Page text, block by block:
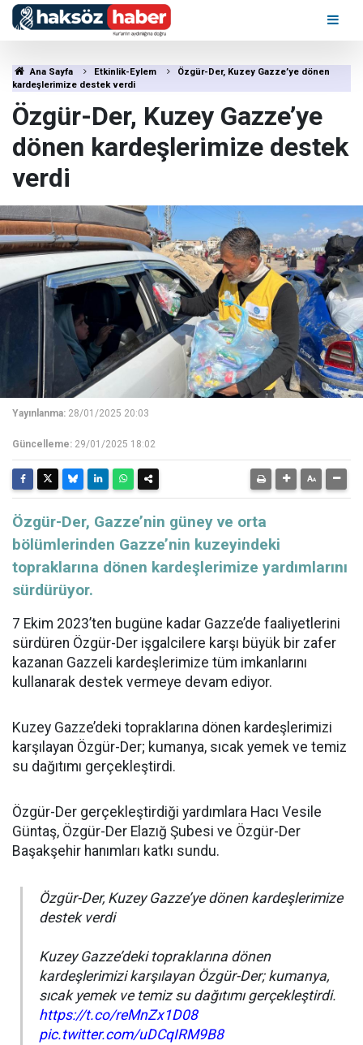
Ana Sayfa Etkinlik-Eylem
Özgür-Der, Kuzey Gazze’ye dönen
kardeşlerimize destek verdi
Özgür-Der, Kuzey Gazze’ye
dönen kardeşlerimize destek
verdi
Yayınlanma: 28/01/2025 20:03
Güncelleme: 29/01/2025 18:02
​​​​​​​Özgür-Der, Gazze’nin güney ve orta
bölümlerinden Gazze’nin kuzeyindeki
topraklarına dönen kardeşlerimize yardımlarını
sürdürüyor.
7 Ekim 2023’ten bugüne kadar Gazze’de faaliyetlerini
sürdüren Özgür-Der işgalcilere karşı büyük bir zafer
kazanan Gazzeli kardeşlerimize tüm imkanlarını
kullanarak destek vermeye devam ediyor.
Kuzey Gazze’deki topraklarına dönen kardeşlerimizi
karşılayan Özgür-Der; kumanya, sıcak yemek ve temiz
su dağıtımı gerçekleştirdi.
Özgür-Der gerçekleştirdiği yardımlara Hacı Vesile
Güntaş, Özgür-Der Elazığ Şubesi ve Özgür-Der
Başakşehir hanımları katkı sundu.
Özgür-Der, Kuzey Gazze’ye dönen kardeşlerimize
destek verdi
Kuzey Gazze’deki topraklarına dönen
kardeşlerimizi karşılayan Özgür-Der; kumanya,
sıcak yemek ve temiz su dağıtımı gerçekleştirdi.
https://t.co/reMnZx1D08
pic.twitter.com/uDCqIRM9B8